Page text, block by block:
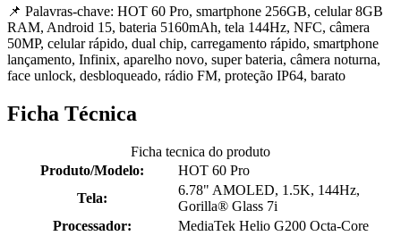
📌 Palavras-chave: HOT 60 Pro, smartphone 256GB, celular 8GB
RAM, Android 15, bateria 5160mAh, tela 144Hz, NFC, câmera
50MP, celular rápido, dual chip, carregamento rápido, smartphone
lançamento, Infinix, aparelho novo, super bateria, câmera noturna,
face unlock, desbloqueado, rádio FM, proteção IP64, barato
Ficha Técnica
Ficha tecnica do produto
Produto/Modelo:
HOT 60 Pro
Tela:
6.78" AMOLED, 1.5K, 144Hz,
Gorilla® Glass 7i
Processador:
MediaTek Helio G200 Octa-Core